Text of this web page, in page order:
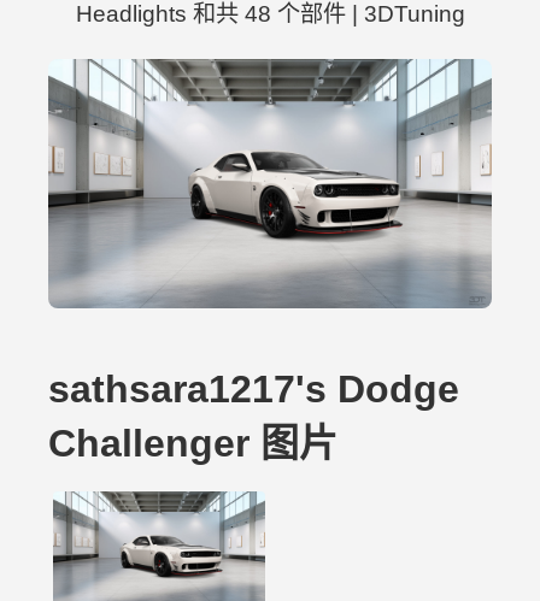
Headlights 和共 48 个部件 | 3DTuning
sathsara1217's Dodge
Challenger 图片